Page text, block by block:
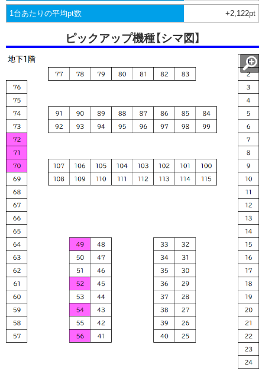
1台あたりの平均pt数 +2,122pt
ピックアップ機種【シマ図】